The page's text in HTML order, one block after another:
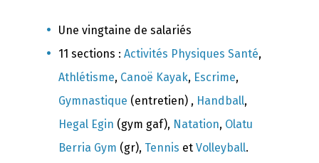
Une vingtaine de salariés
11 sections : Activités Physiques Santé,
Athlétisme, Canoë Kayak, Escrime,
Gymnastique (entretien) , Handball,
Hegal Egin (gym gaf), Natation, Olatu
Berria Gym (gr), Tennis et Volleyball.